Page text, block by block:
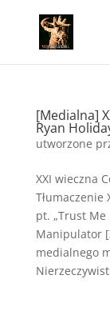
[Medialna]
Ryan
utworzone
XXI wieczna
Tłumaczenie
pt. „Trust Me
Manipulator
medialnego